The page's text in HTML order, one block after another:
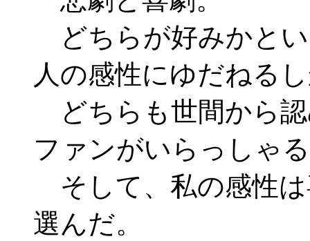
どちらが好みかと
人の感性にゆだねる
どちらも世間から
ファンがいらっしゃ
そして、私の感性
選んだ。